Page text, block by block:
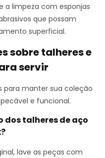
a limpeza com esponjas
que possam
superficial.
sobre talheres e
servir
para manter sua coleção
e funcional.
dos talheres de aço
lave as peças com